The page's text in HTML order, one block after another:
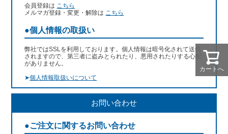
カートへ
会員登録は こちら
メルマガ登録・変更・解除は こちら
●個人情報の取扱い
弊社ではSSLを利用しております。個人情報は暗号化されて送信
されますので、第三者に盗みとられたり、悪用されたりする心配
がありません。
➤個人情報取扱いについて
お問い合わせ
●ご注文に関するお問い合わせ